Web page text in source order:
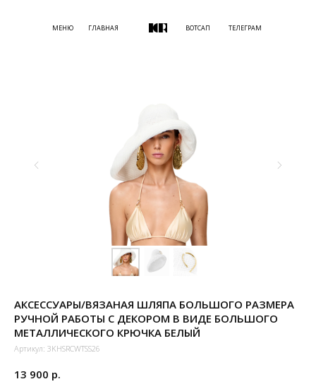
ВОТСАП ТЕЛЕГРАМ
МЕНЮ ГЛАВНАЯ
АКСЕССУАРЫ/ВЯЗАНАЯ ШЛЯПА БОЛЬШОГО РАЗМЕРА
РУЧНОЙ РАБОТЫ С ДЕКОРОМ В ВИДЕ БОЛЬШОГО
МЕТАЛЛИЧЕСКОГО КРЮЧКА БЕЛЫЙ
Артикул: 3KHSRCWTSS26
13 900 р.